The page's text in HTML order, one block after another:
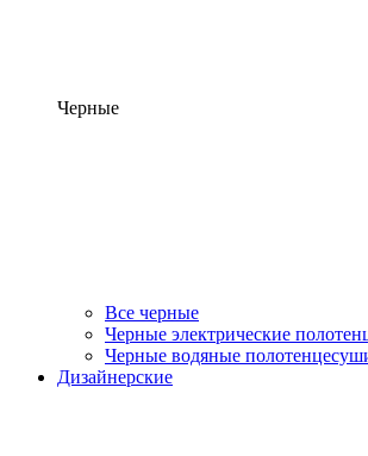
Черные
Все черные
Черные электрические
Черные водяные
Дизайнерские